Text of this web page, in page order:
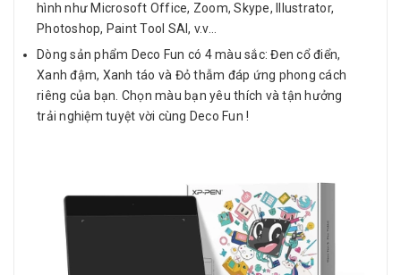
hình như Microsoft Office, Zoom, Skype, Illustrator,
Photoshop, Paint Tool SAI, v.v...
Dòng sản phẩm Deco Fun có 4 màu sắc: Đen cổ điển,
Xanh đậm, Xanh táo và Đỏ thẫm đáp ứng phong cách
riêng của bạn. Chọn màu bạn yêu thích và tận hưởng
trải nghiệm tuyệt vời cùng Deco Fun !